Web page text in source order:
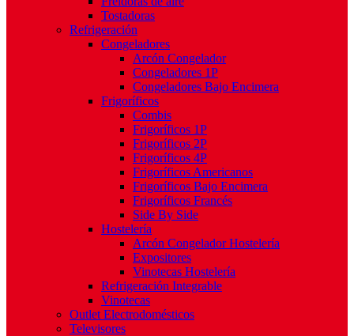
Tostadoras
Refrigeración
Congeladores
Arcón Congelador
Congeladores 1P
Congeladores Bajo Encimera
Frigoríficos
Combis
Frigoríficos 1P
Frigoríficos 2P
Frigoríficos 4P
Frigoríficos Americanos
Frigoríficos Bajo Encimera
Frigoríficos Francés
Side By Side
Hostelería
Arcón Congelador Hostelería
Expositores
Vinotecas Hostelería
Refrigeración Integrable
Vinotecas
Outlet Electrodomésticos
Televisores